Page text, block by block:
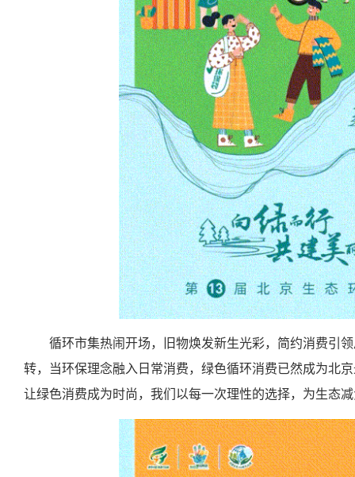
循环市集热闹开场，旧物焕发新生光彩，简约消费引
转，当环保理念融入日常消费，绿色循环消费已然成为北
让绿色消费成为时尚，我们以每一次理性的选择，为生态